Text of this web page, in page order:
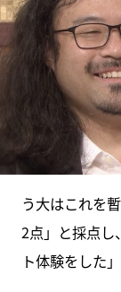
う大はこれを
2点」と採点し
ト体験をした